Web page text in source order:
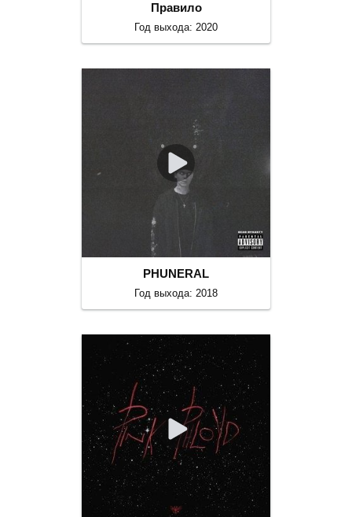
Правило
Год выхода: 2020
PHUNERAL
Год выхода: 2018